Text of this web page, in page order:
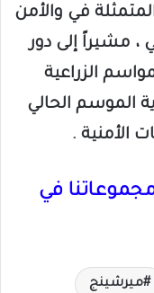
في والأمن
، مشيراً إلى دور
الزراعية
الموسم الحالي
الأمنية .
في
ميرشينج